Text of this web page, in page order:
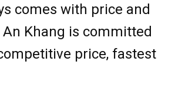
comes with price and
Khang is committed
price, fastest